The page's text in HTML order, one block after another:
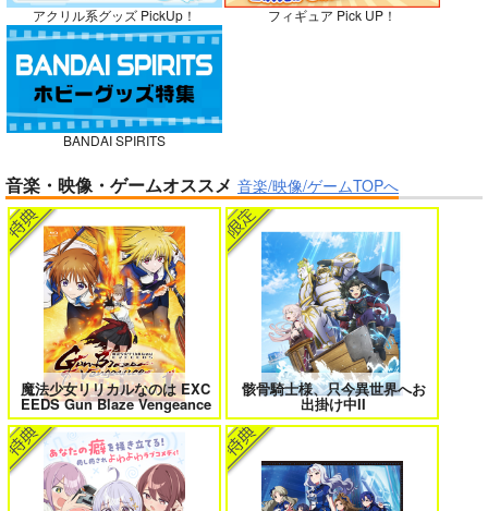
競売でマンションを買
った話。３
さくら研究室
550 円（税込）
オリジナル
作者
パイセン
サンプル
カート
嫁候補、うちに住むらしい。 #古民
家・美少女3人・耳付き幼馴染
禁断で禁断じゃないちょっと禁断な
義兄妹ラブコメは未遂えっちから始
英雄戦記～ 10
ボクの理想の異世界生活 転生したら
ケモ耳娘だらけの世界でハーレムに
3
異世界から来た君と共に過ごす日常
2
＃ラブコメ好きとこっそり繋がりた
い
エロゲの鬱エンドからヒロイン達を
救済したら 2
アクリル系グッズ PickUp！ フィギュア Pick UP！
BANDAI SPIRITS
音楽・映像・ゲームオススメ 音楽/映像/ゲームTOPへ
魔法少女リリカルなのは EXC
EEDS Gun Blaze Vengeance
骸骨騎士様、只今異世界へお
出掛け中II